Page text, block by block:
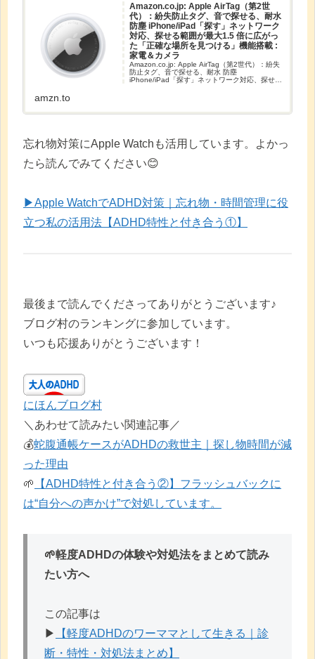
Amazon.co.jp: Apple AirTag（第2世
代）：紛失防止タグ、音で探せる、耐水
防塵 iPhone/iPad「探す」ネットワーク
対応、探せる範囲が最大1.5 倍に広がっ
た「正確な場所を見つける」機能搭載 :
家電＆カメラ
Amazon.co.jp: Apple AirTag（第2世代）：紛失
防止タグ、音で探せる、耐水 防塵
iPhone/iPad「探す」ネットワーク対応、探せる
amzn.to
忘れ物対策にApple Watchも活用しています。よかっ
たら読んでみてください😊
▶︎Apple WatchでADHD対策｜忘れ物・時間管理に役
立つ私の活用法【ADHD特性と付き合う①】
最後まで読んでくださってありがとうございます♪
ブログ村のランキングに参加しています。
いつも応援ありがとうございます！
にほんブログ村
＼あわせて読みたい関連記事／
💰️蛇腹通帳ケースがADHDの救世主｜探し物時間が減
った理由
🌱
【ADHD特性と付き合う②】フラッシュバックに
は“自分への声かけ”で対処しています。
🌱軽度ADHDの体験や対処法をまとめて読み
たい方へ
この記事は
▶︎
【軽度ADHDのワーママとして生きる｜診
断・特性・対処法まとめ】